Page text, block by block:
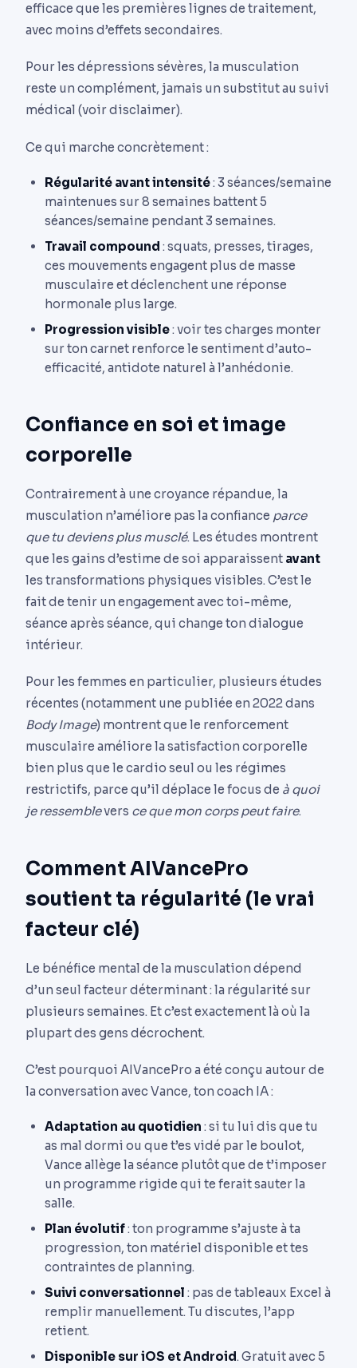
efficace que les premières lignes de traitement,
avec moins d’effets secondaires.
Pour les dépressions sévères, la musculation
reste un complément, jamais un substitut au suivi
médical (voir disclaimer).
Ce qui marche concrètement :
Régularité avant intensité: 3 séances/semaine
maintenues sur 8 semaines battent 5
séances/semaine pendant 3 semaines.
Travail compound : squats, presses, tirages,
ces mouvements engagent plus de masse
musculaire et déclenchent une réponse
hormonale plus large.
Progression visible: voir tes charges monter
sur ton carnet renforce le sentiment d’auto-
efficacité, antidote naturel à l’anhédonie.
Confiance en soi et image
corporelle
Contrairement à une croyance répandue, la
musculation n’améliore pas la confiance parce
que tu deviens plus musclé. Les études montrent
que les gains d’estime de soi apparaissent avant
les transformations physiques visibles. C’est le
fait de tenir un engagement avec toi-même,
séance après séance, qui change ton dialogue
intérieur.
Pour les femmes en particulier, plusieurs études
récentes (notamment une publiée en 2022 dans
Body Image) montrent que le renforcement
musculaire améliore la satisfaction corporelle
bien plus que le cardio seul ou les régimes
restrictifs, parce qu’il déplace le focus de à quoi
je ressemblevers ce que mon corps peut faire.
Comment AIVancePro
soutient ta régularité (le vrai
facteur clé)
Le bénéfice mental de la musculation dépend
d’un seul facteur déterminant : la régularité sur
plusieurs semaines. Et c’est exactement là où la
plupart des gens décrochent.
C’est pourquoi AIVancePro a été conçu autour de
la conversation avec Vance, ton coach IA :
Adaptation au quotidien : si tu lui dis que tu
as mal dormi ou que t’es vidé par le boulot,
Vance allège la séance plutôt que de t’imposer
un programme rigide qui te ferait sauter la
salle.
Plan évolutif: ton programme s’ajuste à ta
progression, ton matériel disponible et tes
contraintes de planning.
Suivi conversationnel : pas de tableaux Excel à
remplir manuellement. Tu discutes, l’app
retient.
Disponible sur iOS et Android. Gratuit avec 5